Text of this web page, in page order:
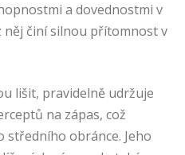
a dovednostmi v
něj činí silnou přítomnost v
lišit, pravidelně udržuje
na zápas, což
obránce. Jeho